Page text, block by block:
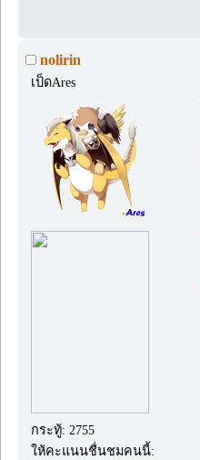
nolirin
เป็ดAres
กระทู้: 2755
ให้คะแนนชื่นชมคนนี้: